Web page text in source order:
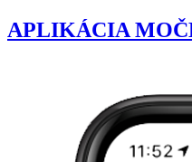
APLIKÁCIA